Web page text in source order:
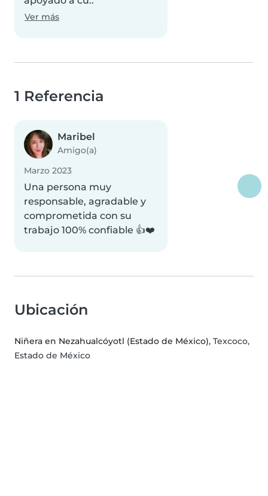
Ver más
1 Referencia
Maribel
Amigo(a)
Marzo 2023
Una persona muy
responsable, agradable y
comprometida con su
trabajo 100% confiable 👍❤️
Ubicación
Niñera en Nezahualcóyotl (Estado de México), Texcoco,
Estado de México